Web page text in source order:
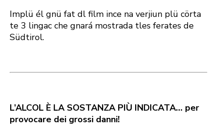
Implü él gnü fat dl film ince na verjiun plü cörta
te 3 lingac che gnará mostrada tles ferates de
Südtirol.
L’ALCOL È LA SOSTANZA PIÙ INDICATA… per
provocare dei grossi danni!